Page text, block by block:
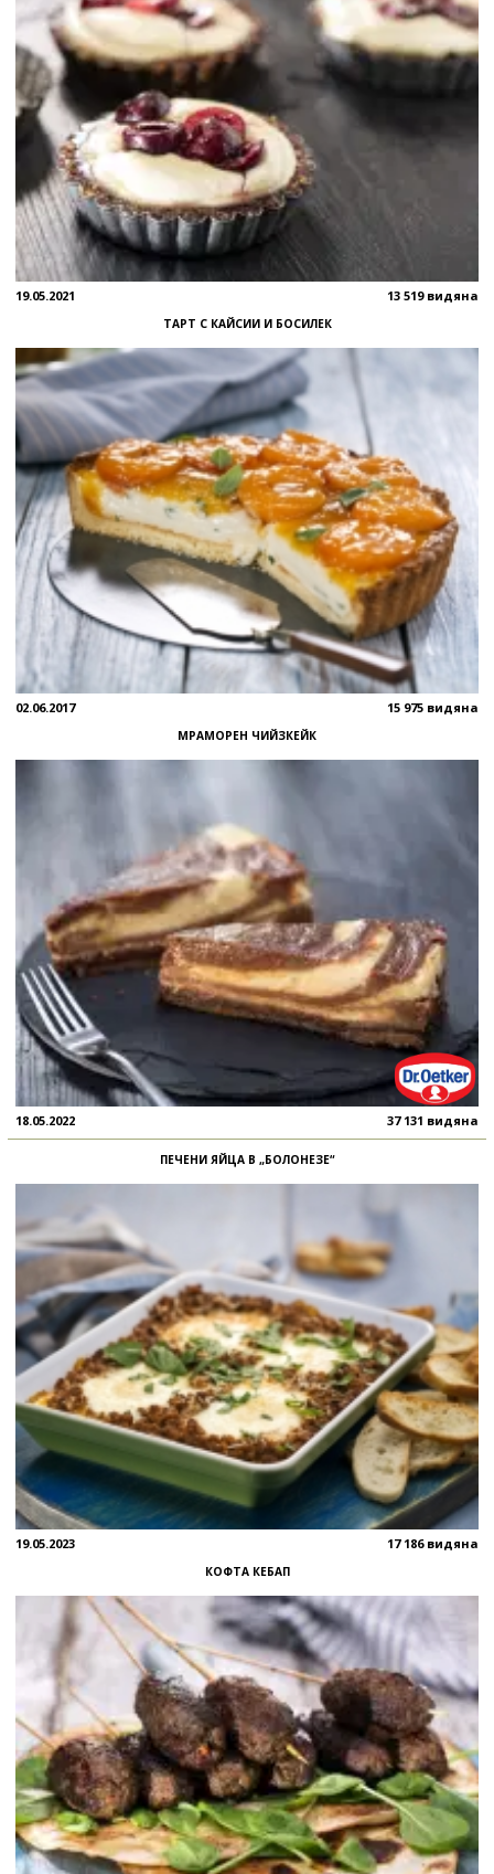
19.05.2021 13 519 видяна
ТАРТ С КАЙСИИ И БОСИЛЕК
02.06.2017 15 975 видяна
МРАМОРЕН ЧИЙЗКЕЙК
18.05.2022 37 131 видяна
ПЕЧЕНИ ЯЙЦА В „БОЛОНЕЗЕ“
19.05.2023 17 186 видяна
КОФТА КЕБАП